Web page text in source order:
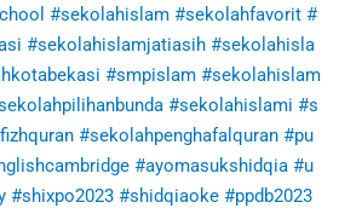
#sekolahislam #sekolahfavorit #
#sekolahislamjatiasih #sekolahisla
#smpislam #sekolahislam
#sekolahislami #s
#sekolahpenghafalquran #pu
#ayomasukshidqia #u
#shixpo2023 #shidqiaoke #ppdb2023